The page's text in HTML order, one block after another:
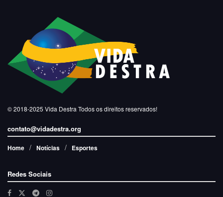
© 2018-2025 Vida Destra Todos os direitos reservados!
contato@vidadestra.org
Home Notícias Esportes
Redes Sociais